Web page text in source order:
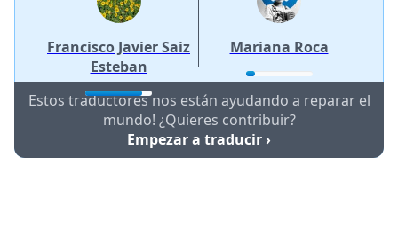
Francisco Javier Saiz
Esteban
Mariana Roca
Estos traductores nos están ayudando a reparar el
mundo! ¿Quieres contribuir?
Empezar a traducir ›